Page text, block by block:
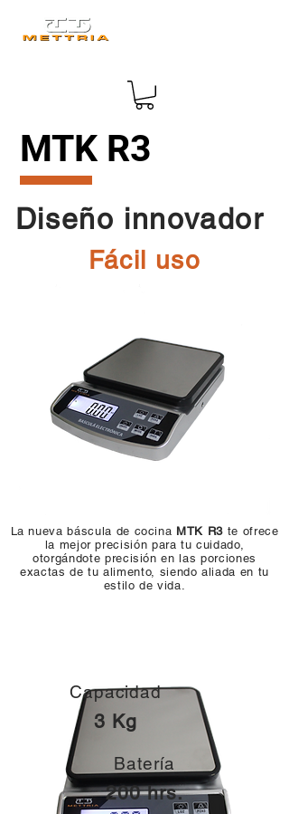
MTK R3
Diseño innovador
Fácil uso
La nueva báscula de cocina MTK R3te ofrece
la mejor precisión para tu cuidado,
otorgándote precisión en las porciones
exactas de tu alimento, siendo aliada en tu
estilo de vida.
Capacidad
3 Kg
Batería
200 hrs.